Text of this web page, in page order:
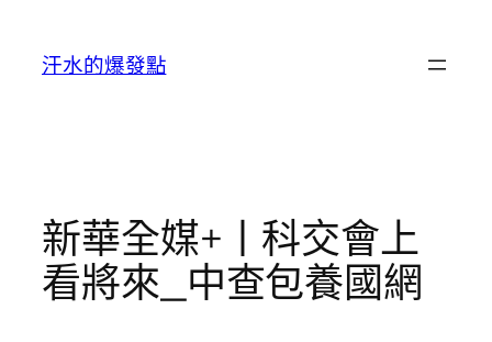
汗水的爆發點
新華全媒+丨科交會上
看將來_中查包養國網